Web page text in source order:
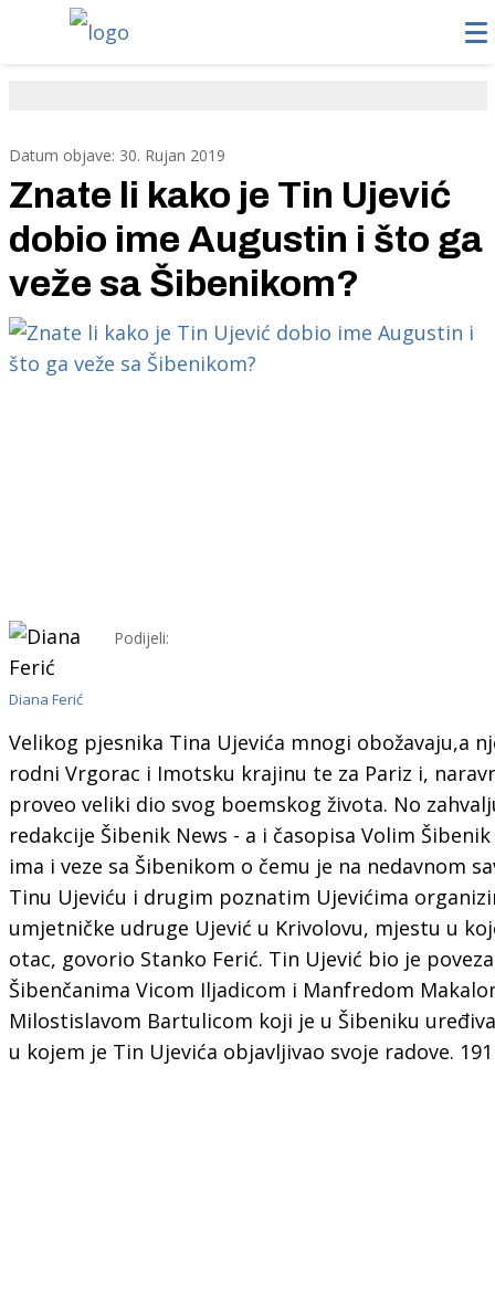
Datum objave: 30. Rujan 2019
Znate li kako je Tin Ujević
dobio ime Augustin i što ga
veže sa Šibenikom?
Diana Ferić
Podijeli:
Velikog pjesnika Tina Ujevića mnogi obožavaju,a
rodni Vrgorac i Imotsku krajinu te za Pariz i,
proveo veliki dio svog boemskog života. No
redakcije Šibenik News - a i časopisa Volim
ima i veze sa Šibenikom o čemu je na nedavnom
Tinu Ujeviću i drugim poznatim Ujevićima
umjetničke udruge Ujević u Krivolovu, mjestu u
otac, govorio Stanko Ferić. Tin Ujević bio je
Šibenčanima Vicom Iljadicom i Manfredom
Milostislavom Bartulicom koji je u Šibeniku
u kojem je Tin Ujevića objavljivao svoje radove.